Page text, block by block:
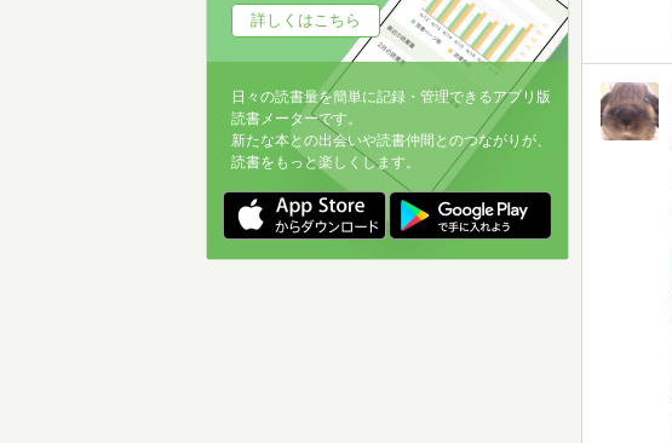
詳しくはこちら
日々の読書量を簡単に記録・管理できるアプリ版
読書メーターです。
新たな本との出会いや読書仲間とのつながりが、
読書をもっと楽しくします。